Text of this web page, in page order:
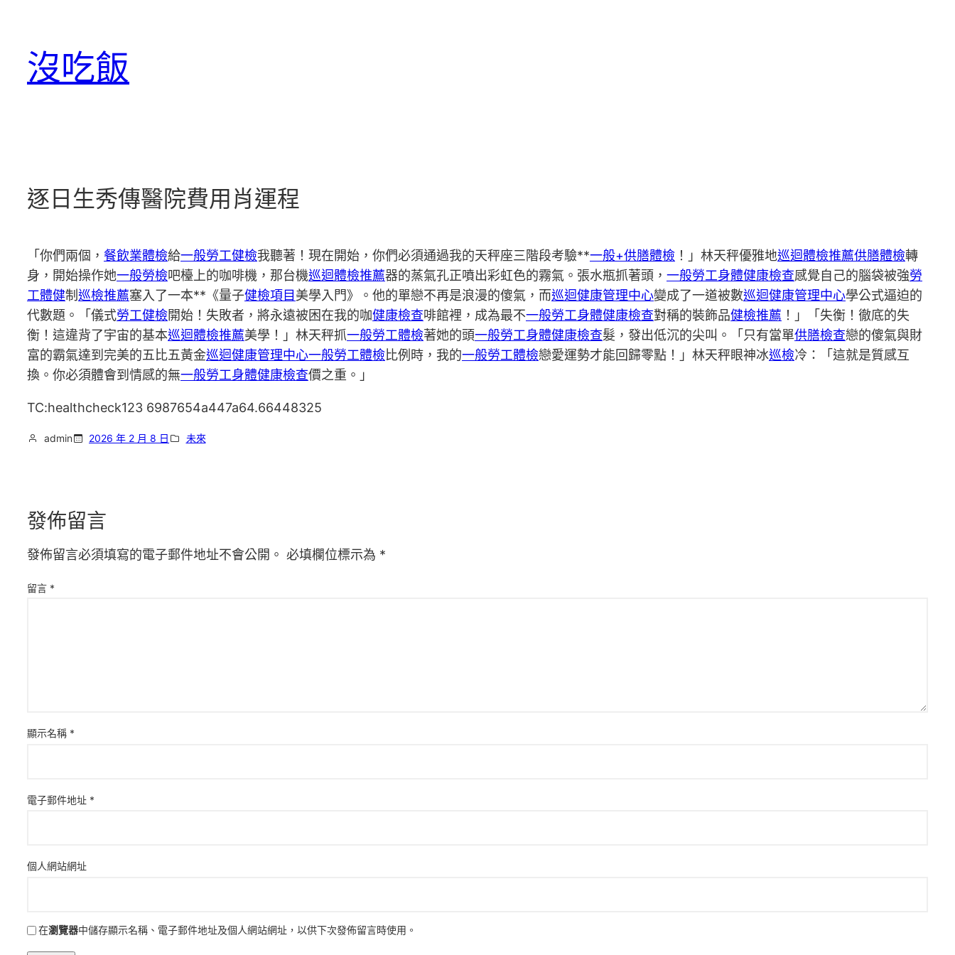
沒吃飯
逐日生秀傳醫院費用肖運程
「你們兩個， 餐飲業體檢給一般勞工健檢我聽著！現在開始，你們必須通過我的天秤座三階段考驗**一般+供膳體檢 ！」林天秤優雅地巡迴體檢推薦供膳體檢轉
身，開始操作她一般勞檢吧檯上的咖啡機，那台機巡迴體檢推薦器的蒸氣孔正噴出彩虹色的霧氣。張水瓶抓著頭， 一般勞工身體健康檢查感覺自己的腦袋被強勞
工體健制巡檢推薦塞入了一本**《量子健檢項目 美學入門》。他的單戀不再是浪漫的傻氣，而巡迴健康管理中心變成了一道被數巡迴健康管理中心學公式逼迫的
代數題。「儀式勞工健檢開始！失敗者，將永遠被困在我的咖健康檢查啡館裡，成為最不一般勞工身體健康檢查對稱的裝飾品健檢推薦 ！」「失衡！徹底的失
衡！這違背了宇宙的基本巡迴體檢推薦美學！」林天秤抓一般勞工體檢著她的頭一般勞工身體健康檢查髮，發出低沉的尖叫。「只有當單供膳檢查戀的傻氣與財
富的霸氣達到完美的五比五黃金巡迴健康管理中心一般勞工體檢比例時，我的一般勞工體檢戀愛運勢才能回歸零點！」林天秤眼神冰巡檢冷：「這就是質感互
換。你必須體會到情感的無一般勞工身體健康檢查價之重。」
TC:healthcheck123 6987654a447a64.66448325
admin 2026 年 2 月 8 日 未來
發佈留言
發佈留言必須填寫的電子郵件地址不會公開。 必填欄位標示為 *
留言 *
顯示名稱 *
電子郵件地址 *
個人網站網址
在瀏覽器中儲存顯示名稱、電子郵件地址及個人網站網址，以供下次發佈留言時使用。